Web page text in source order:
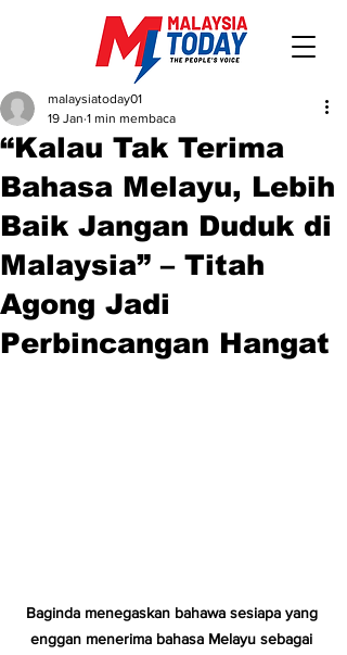
“Kalau Tak Terima
Bahasa Melayu, Lebih
Baik Jangan Duduk di
Malaysia” – Titah
Agong Jadi
Perbincangan Hangat
malaysiatoday01
19 Jan 1 min membaca
Baginda menegaskan bahawa sesiapa yang
enggan menerima bahasa Melayu sebagai